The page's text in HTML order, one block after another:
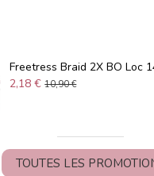
Freetress Braid 2X BO Loc
2,18 € 10,90 €
TOUTES LES